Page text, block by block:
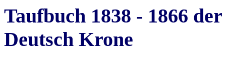
Taufbuch 1838 - 1866
Deutsch Krone